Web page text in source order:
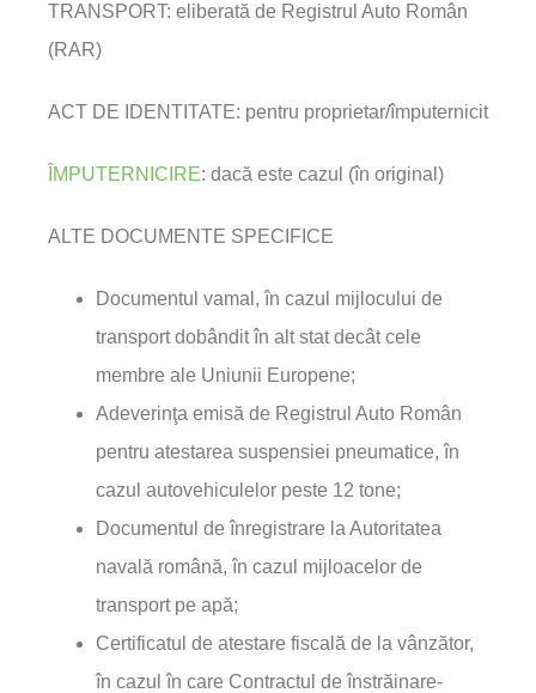
TRANSPORT: eliberată de Registrul Auto Român
(RAR)
ACT DE IDENTITATE: pentru proprietar/împuternicit
ÎMPUTERNICIRE: dacă este cazul (în original)
ALTE DOCUMENTE SPECIFICE
Documentul vamal, în cazul mijlocului de
transport dobândit în alt stat decât cele
membre ale Uniunii Europene;
Adeverinţa emisă de Registrul Auto Român
pentru atestarea suspensiei pneumatice, în
cazul autovehiculelor peste 12 tone;
Documentul de înregistrare la Autoritatea
navală română, în cazul mijloacelor de
transport pe apă;
Certificatul de atestare fiscală de la vânzător,
în cazul în care Contractul de înstrăinare-